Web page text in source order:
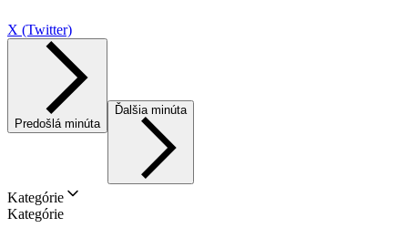
X (Twitter)
Predošlá minúta
Ďalšia minúta
Kategórie
Kategórie